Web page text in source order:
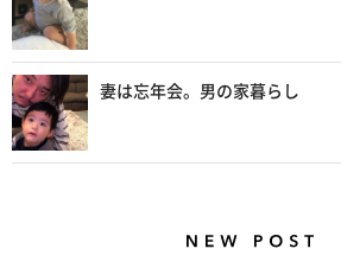
妻は忘年会。男の家暮らし